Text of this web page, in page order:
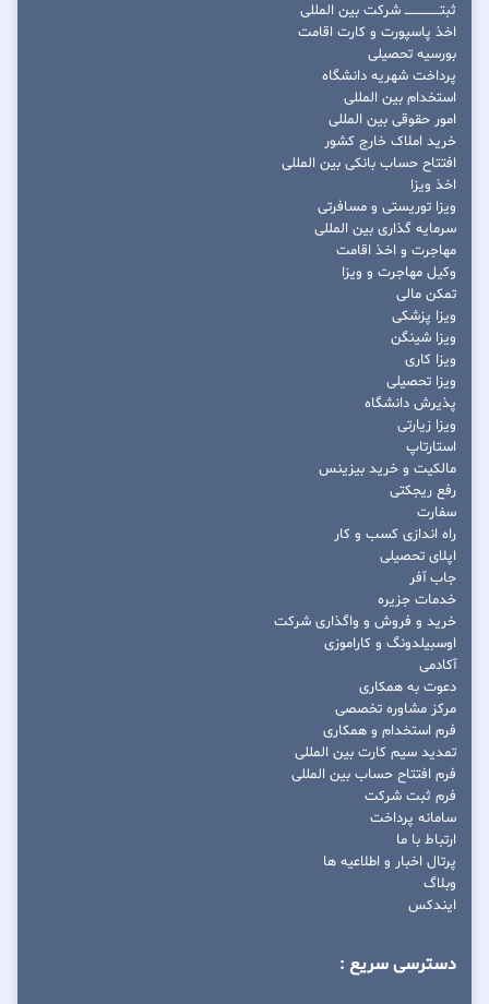
ثبتــــــــــــــــ شرکت بین المللی
اخذ پاسپورت و کارت اقامت
بورسیه تحصیلی
پرداخت شهریه دانشگاه
استخدام بین المللی
امور حقوقی بین المللی
خرید املاک خارج کشور
افتتاح حساب بانکی بین المللی
اخذ ویزا
ویزا توریستی و مسافرتی
سرمایه گذاری بین المللی
مهاجرت و اخذ اقامت
وکیل مهاجرت و ویزا
تمکن مالی
ویزا پزشکی
ویزا شینگن
ویزا کاری
ویزا تحصیلی
پذیرش دانشگاه
ویزا زیارتی
استارتاپ
مالکیت و خرید بیزینس
رفع ریجکتی
سفارت
راه اندازی کسب و کار
اپلای تحصیلی
جاب آفر
خدمات جزیره
خرید و فروش و واگذاری شرکت
اوسبیلدونگ و کاراموزی
آکادمی
دعوت به همکاری
مرکز مشاوره تخصصی
فرم استخدام و همکاری
تمدید سیم کارت بین المللی
فرم افتتاح حساب بین المللی
فرم ثبت شرکت
سامانه پرداخت
ارتباط با ما
پرتال اخبار و اطلاعیه ها
وبلاگ
ایندکس
دسترسی سریع :